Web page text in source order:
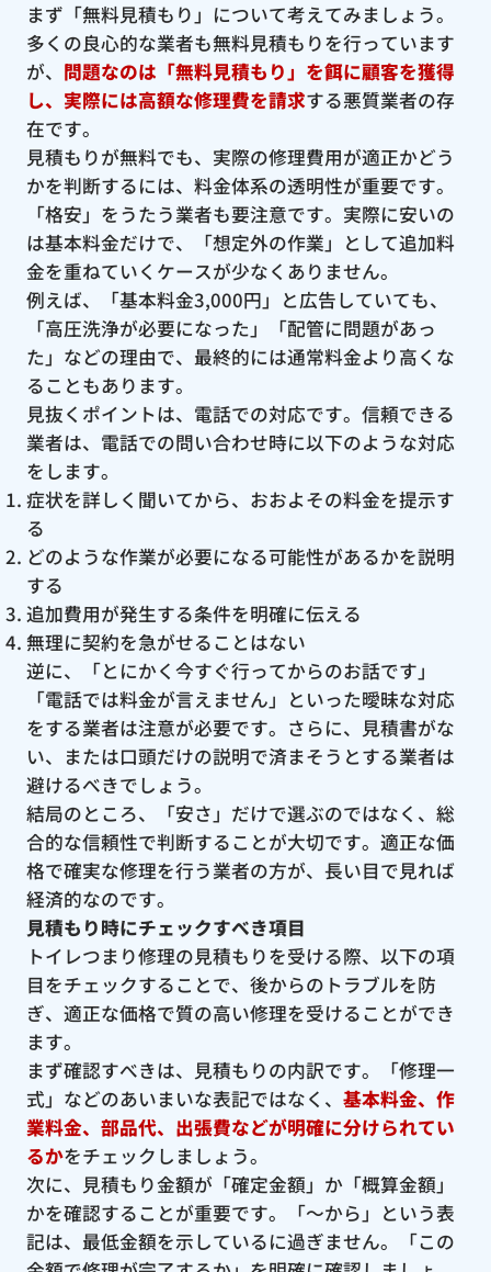
まず「無料見積もり」について考えてみましょう。
多くの良心的な業者も無料見積もりを行っています
が、 問題なのは「無料見積もり」を餌に顧客を獲得
し、実際には高額な修理費を請求する悪質業者の存
在です。
見積もりが無料でも、実際の修理費用が適正かどう
かを判断するには、料金体系の透明性が重要です。
「格安」をうたう業者も要注意です。実際に安いの
は基本料金だけで、「想定外の作業」として追加料
金を重ねていくケースが少なくありません。
例えば、「基本料金3,000円」と広告していても、
「高圧洗浄が必要になった」「配管に問題があっ
た」などの理由で、最終的には通常料金より高くな
ることもあります。
見抜くポイントは、電話での対応です。信頼できる
業者は、電話での問い合わせ時に以下のような対応
をします。
症状を詳しく聞いてから、おおよその料金を提示す
る
どのような作業が必要になる可能性があるかを説明
する
追加費用が発生する条件を明確に伝える
無理に契約を急がせることはない
逆に、「とにかく今すぐ行ってからのお話です」
「電話では料金が言えません」といった曖昧な対応
をする業者は注意が必要です。さらに、見積書がな
い、または口頭だけの説明で済まそうとする業者は
避けるべきでしょう。
結局のところ、「安さ」だけで選ぶのではなく、総
合的な信頼性で判断することが大切です。適正な価
格で確実な修理を行う業者の方が、長い目で見れば
経済的なのです。
見積もり時にチェックすべき項目
トイレつまり修理の見積もりを受ける際、以下の項
目をチェックすることで、後からのトラブルを防
ぎ、適正な価格で質の高い修理を受けることができ
ます。
まず確認すべきは、見積もりの内訳です。「修理一
式」などのあいまいな表記ではなく、 基本料金、作
業料金、部品代、出張費などが明確に分けられてい
るかをチェックしましょう。
次に、見積もり金額が「確定金額」か「概算金額」
かを確認することが重要です。「〜から」という表
記は、最低金額を示しているに過ぎません。「この